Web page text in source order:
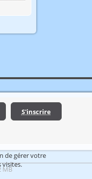
de gérer votre
visites.
S'inscrire
MB